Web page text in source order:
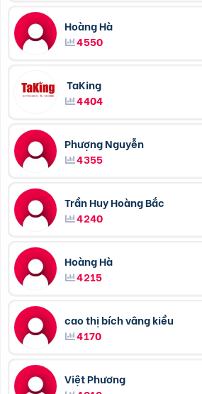
Hoàng Hà
4550
TaKing
4404
Phượng Nguyễn
4355
Trần Huy Hoàng Bắc
4240
Hoàng Hà
4215
cao thị bích vâng kiều
4170
Việt Phương